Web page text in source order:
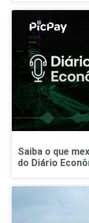
Saiba o que
do Diário